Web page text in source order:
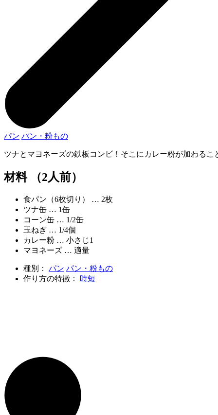
パン パン・粉もの
ツナとマヨネーズの鉄板コンビ！そこにカレー粉が加わる
材料 （2人前）
食パン（6枚切り） … 2枚
ツナ缶 … 1缶
コーン缶 … 1/2缶
玉ねぎ … 1/4個
カレー粉 … 小さじ1
マヨネーズ … 適量
種別： パン パン・粉もの
作り方の特徴： 時短